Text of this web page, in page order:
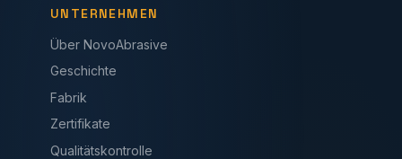
UNTERNEHMEN
Über NovoAbrasive
Geschichte
Fabrik
Zertifikate
Qualitätskontrolle